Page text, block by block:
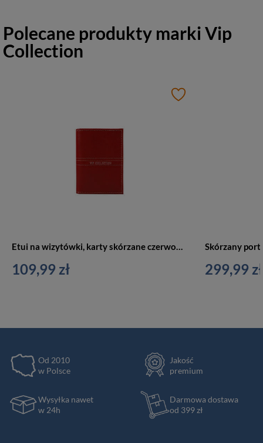
Polecane produkty markiVip
Collection
Etui na wizytówki, karty skórzane czerwone Vip Collection Palermo 15 RED
109,99 zł 299,99 zł
Od 2010
w Polsce
Jakość
premium
Wysyłka nawet
w 24h
Darmowa dostawa
od 399 zł